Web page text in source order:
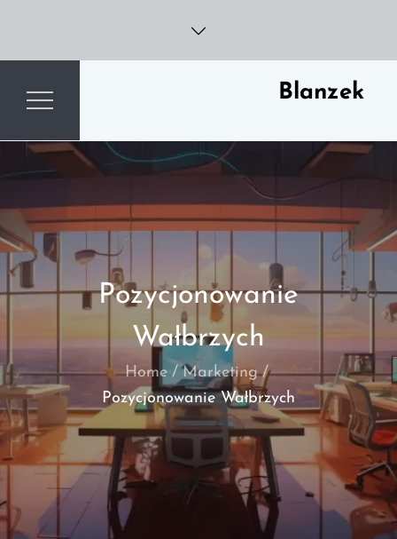
content
Blanzek
Pozycjonowanie
Wałbrzych
Home
Marketing
Pozycjonowanie Wałbrzych